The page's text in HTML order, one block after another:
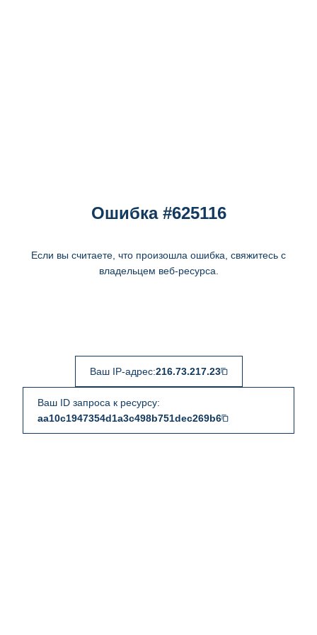
Ошибка #625116
Если вы считаете, что произошла ошибка, свяжитесь с
владельцем веб-ресурса.
Ваш IP-адрес:216.73.217.23
Ваш ID запроса к ресурсу:
aa10c1947354d1a3c498b751dec269b6